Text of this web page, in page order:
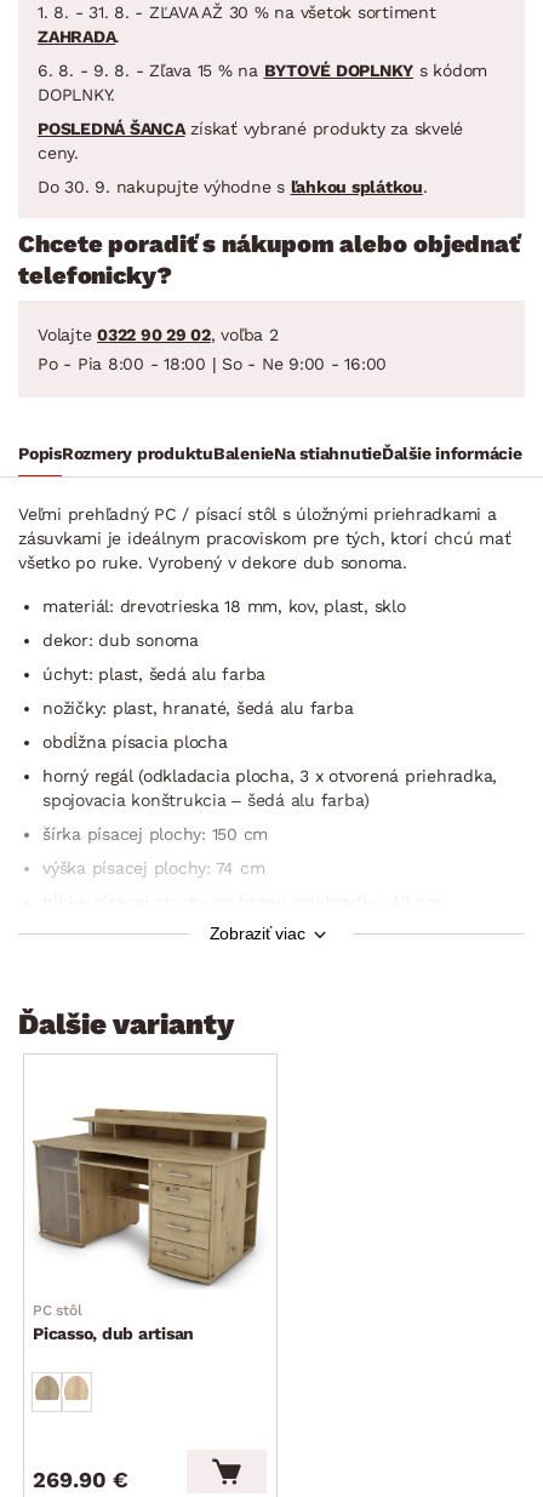
1. 8. - 31. 8. - ZĽAVA AŽ 30 % na všetok sortiment
ZAHRADA.
6. 8. - 9. 8. - Zľava 15 % na BYTOVÉ DOPLNKY s kódom
DOPLNKY.
POSLEDNÁ ŠANCAzískať vybrané produkty za skvelé
ceny.
Do 30. 9. nakupujte výhodne s ľahkou splátkou.
Chcete poradiť s nákupom alebo objednať
telefonicky?
Volajte 0322 90 29 02, voľba 2
Po - Pia 8:00 - 18:00 | So - Ne 9:00 - 16:00
PopisRozmery produktuBalenieNa stiahnutieĎalšie informácie
Veľmi prehľadný PC / písací stôl s úložnými priehradkami a
zásuvkami je ideálnym pracoviskom pre tých, ktorí chcú mať
všetko po ruke. Vyrobený v dekore dub sonoma.
materiál: drevotrieska 18 mm, kov, plast, sklo
dekor: dub sonoma
úchyt: plast, šedá alu farba
nožičky: plast, hranaté, šedá alu farba
obdĺžna písacia plocha
horný regál (odkladacia plocha, 3 x otvorená priehradka,
spojovacia konštrukcia – šedá alu farba)
šírka písacej plochy: 150 cm
výška písacej plochy: 74 cm
hĺbka priehradky: 26 cm
celková výška konštrukcie stola: 95 cm
výsuvná polica na tlačiareň / skener
4 x zásuvka vpravo (horná zásuvka uzamykateľná na kľúč,
úložná plocha vnútri zásuviek 34,5×33 cm)
3 x otvorená priehradka na pravej bočnej strane
1 x ľavé dvere – mliečne sklo (úložný priestor, 2 x polica,
voľný priestor pre PC hardvér 22,5×49,5×64 cm)
pre prehľadné ukladanie, písanie a prácu pri počítači
výška voľného priestoru pod stolom (pod výsuvom
klávesnice): 63 cm
Zobraziť viac
Ďalšie varianty
PC stôl
Picasso, dub artisan
269.90 €